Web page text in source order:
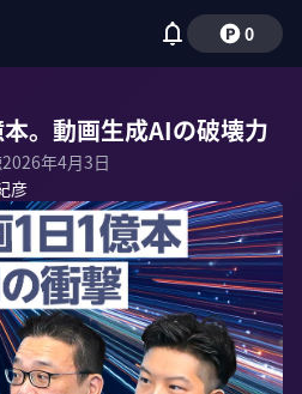
0
。動画生成AIの破壊力
2026年4月3日
彦